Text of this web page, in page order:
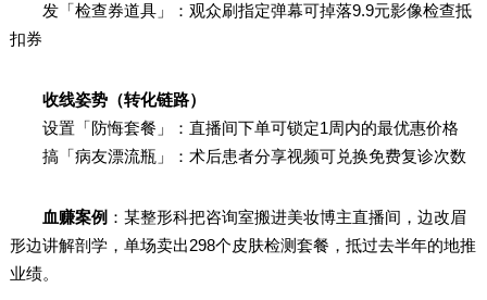
发「检查券道具」：观众刷指定弹幕可掉落9.9元影像检查抵
扣券
收线姿势（转化链路）
设置「防悔套餐」：直播间下单可锁定1周内的最优惠价格
搞「病友漂流瓶」：术后患者分享视频可兑换免费复诊次数
血赚案例 ：某整形科把咨询室搬进美妆博主直播间，边改眉
形边讲解剖学，单场卖出298个皮肤检测套餐，抵过去半年的地推
业绩。